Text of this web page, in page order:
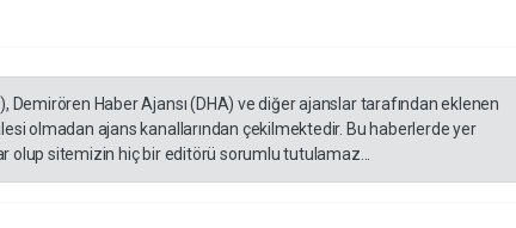
Demirören Haber Ajansı (DHA) ve diğer ajanslar tarafından eklenen
olmadan ajans kanallarından çekilmektedir. Bu haberlerde yer
sitemizin hiç bir editörü sorumlu tutulamaz...